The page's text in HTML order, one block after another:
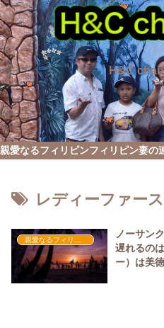
H&C
親愛なるフィリピンフィリピン妻の
レディーファー
ノーサン
遅れるの
ー）は美